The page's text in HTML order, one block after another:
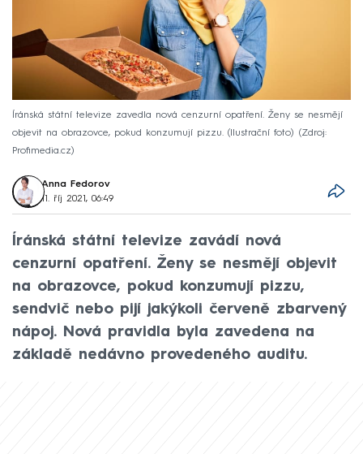
Íránská státní televize zavedla nová cenzurní opatření. Ženy se nesmějí
objevit na obrazovce, pokud konzumují pizzu. (Ilustrační foto)
Zdroj:
Profimedia.cz
Anna Fedorov
11. říj 2021, 06:49
Íránská státní televize zavádí nová
cenzurní opatření. Ženy se nesmějí objevit
na obrazovce, pokud konzumují pizzu,
sendvič nebo pijí jakýkoli červeně zbarvený
nápoj. Nová pravidla byla zavedena na
základě nedávno provedeného auditu.